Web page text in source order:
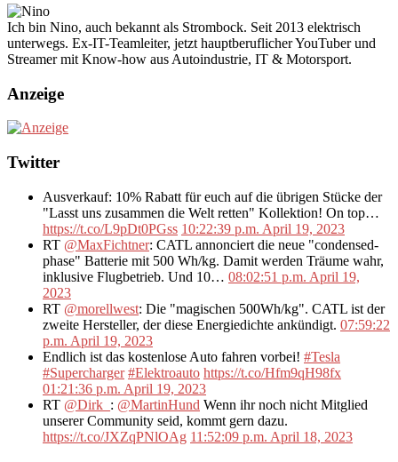
Ich bin Nino, auch bekannt als Strombock. Seit 2013 elektrisch
unterwegs. Ex-IT-Teamleiter, jetzt hauptberuflicher YouTuber und
Streamer mit Know-how aus Autoindustrie, IT & Motorsport.
Anzeige
Twitter
Ausverkauf: 10% Rabatt für euch auf die übrigen Stücke der
"Lasst uns zusammen die Welt retten" Kollektion! On top…
https://t.co/L9pDt0PGss 10:22:39 p.m. April 19, 2023
RT @MaxFichtner: CATL annonciert die neue "condensed-
phase" Batterie mit 500 Wh/kg. Damit werden Träume wahr,
inklusive Flugbetrieb. Und 10… 08:02:51 p.m. April 19,
2023
RT @morellwest: Die "magischen 500Wh/kg". CATL ist der
zweite Hersteller, der diese Energiedichte ankündigt. 07:59:22
p.m. April 19, 2023
Endlich ist das kostenlose Auto fahren vorbei! #Tesla
#Supercharger #Elektroauto https://t.co/Hfm9qH98fx
01:21:36 p.m. April 19, 2023
RT @Dirk_ : @MartinHund Wenn ihr noch nicht Mitglied
unserer Community seid, kommt gern dazu.
https://t.co/JXZqPNlOAg 11:52:09 p.m. April 18, 2023